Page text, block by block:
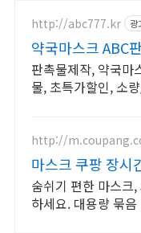
http://abc777.kr 광
약국마스크 ABC
공서 후결제 !
판촉물제작, 약국마
물, 초특가할인, 소
http://
마스크 쿠팡 장시
숨쉬기 편한 마스크
하세요. 대용량 묶